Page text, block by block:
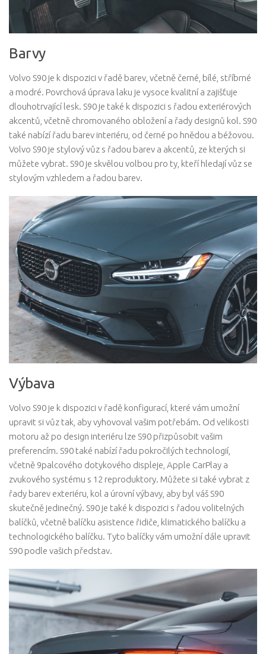
Barvy
Volvo S90 je k dispozici v řadě barev, včetně černé, bílé, stříbrné
a modré. Povrchová úprava laku je vysoce kvalitní a zajišťuje
dlouhotrvající lesk. S90 je také k dispozici s řadou exteriérových
akcentů, včetně chromovaného obložení a řady designů kol. S90
také nabízí řadu barev interiéru, od černé po hnědou a béžovou.
Volvo S90 je stylový vůz s řadou barev a akcentů, ze kterých si
můžete vybrat. S90 je skvělou volbou pro ty, kteří hledají vůz se
stylovým vzhledem a řadou barev.
Výbava
Volvo S90 je k dispozici v řadě konfigurací, které vám umožní
upravit si vůz tak, aby vyhovoval vašim potřebám. Od velikosti
motoru až po design interiéru lze S90 přizpůsobit vašim
preferencím. S90 také nabízí řadu pokročilých technologií,
včetně 9palcového dotykového displeje, Apple CarPlay a
zvukového systému s 12 reproduktory. Můžete si také vybrat z
řady barev exteriéru, kol a úrovní výbavy, aby byl váš S90
skutečně jedinečný. S90 je také k dispozici s řadou volitelných
balíčků, včetně balíčku asistence řidiče, klimatického balíčku a
technologického balíčku. Tyto balíčky vám umožní dále upravit
S90 podle vašich představ.